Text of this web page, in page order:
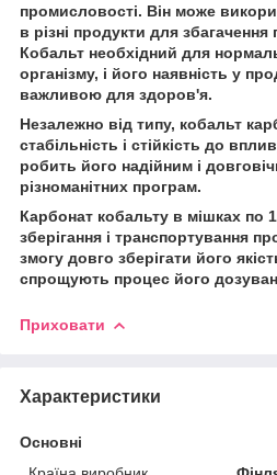
промисловості. Він може
в різні продукти для
Кобальт необхідний для
організму, і його наявність у
важливою для здоров'я.
Незалежно від типу, кобальт
стабільність і стійкість до
робить його надійним і
різноманітних програм.
Карбонат кобальту в мішках по
зберігання і транспортування
змогу довго зберігати його
спрощують процес його
Приховати
Характеристики
Основні